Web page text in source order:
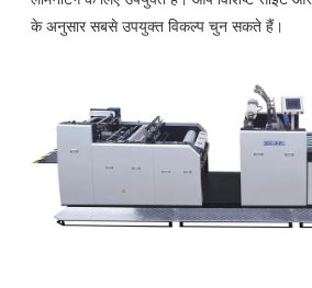
के अनुसार सबसे उपयुक्त विकल्प चुन सकते हैं।